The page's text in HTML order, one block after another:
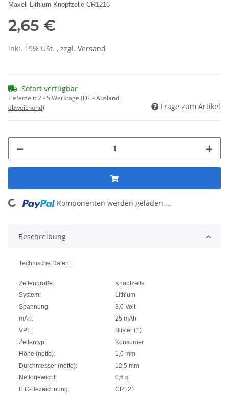
Maxell Lithium Knopfzelle CR1216
2,65 €
inkl. 19% USt. , zzgl. Versand
Sofort verfügbar
Lieferzeit:2 - 5 Werktage (DE - Ausland
abweichend)
Frage zum Artikel
Loading... Komponenten werden geladen ...
Beschreibung
Technische Daten:
Zellengröße:
Knopfzelle
System:
Lithium
Spannung:
3,0 Volt
mAh:
25 mAh
VPE:
Blister (1)
Zellentyp:
Konsumer
Höhe (netto):
1,6 mm
Durchmesser (netto):
12,5 mm
Nettogewicht:
0,6 g
IEC-Bezeichnung:
CR121